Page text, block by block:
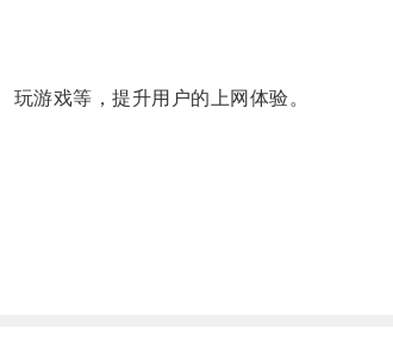
游戏等，提升用户的上网体验。